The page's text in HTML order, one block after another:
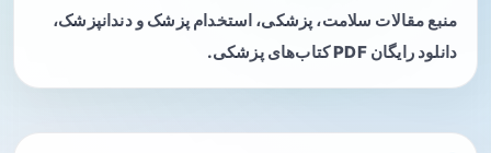
منبع مقالات سلامت، پزشکی، استخدام پزشک و دندانپزشک،
دانلود رایگان PDF کتاب‌های پزشکی.